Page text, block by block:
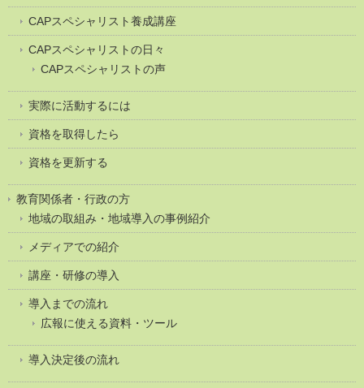
CAPスペシャリスト養成講座
CAPスペシャリストの日々
CAPスペシャリストの声
実際に活動するには
資格を取得したら
資格を更新する
教育関係者・行政の方
地域の取組み・地域導入の事例紹介
メディアでの紹介
講座・研修の導入
導入までの流れ
広報に使える資料・ツール
導入決定後の流れ